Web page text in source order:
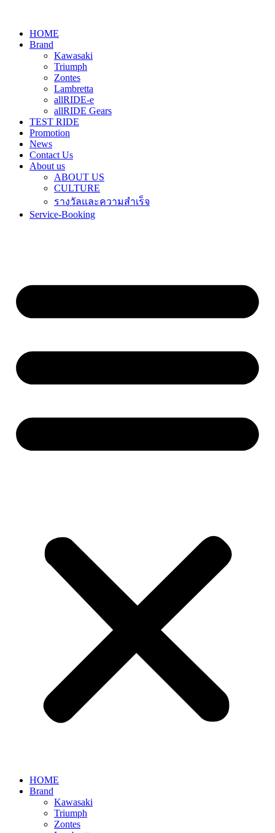
HOME
Brand
Kawasaki
Triumph
Zontes
Lambretta
allRIDE-e
allRIDE Gears
TEST RIDE
Promotion
News
Contact Us
About us
ABOUT US
CULTURE
รางวัลและความสำเร็จ
Service-Booking
HOME
Brand
Kawasaki
Triumph
Zontes